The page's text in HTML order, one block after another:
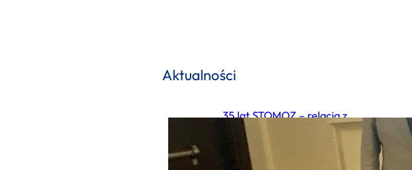
Aktualności
35 lat STOMOZ – relacja z
Jubileuszowej Konferencji w
Toruniu